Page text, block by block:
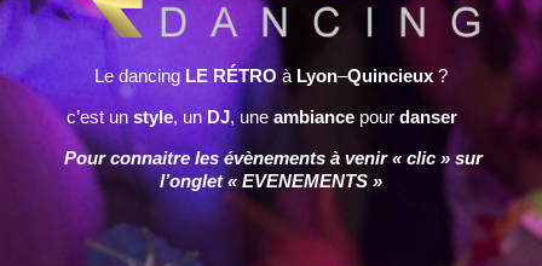
Le dancing LE RÉTRO à Lyon–Quincieux ?
c’est unstyle, un DJ, une ambiancepour danser
Pour connaitre les évènements à venir « clic » sur
l’onglet « EVENEMENTS »